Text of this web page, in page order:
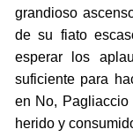
grandioso
de su fiato
esperar los
suficiente para
en No,
herido y